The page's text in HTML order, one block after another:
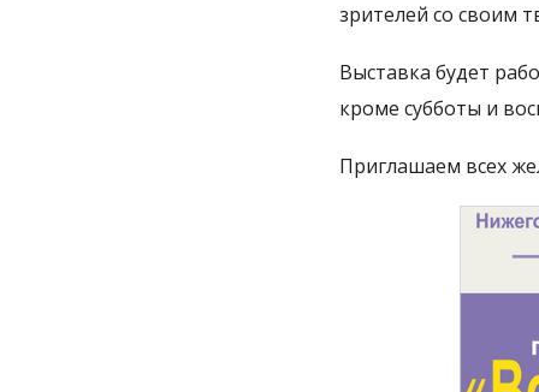
зрителей со своим
Выставка будет
кроме субботы и
Приглашаем всех